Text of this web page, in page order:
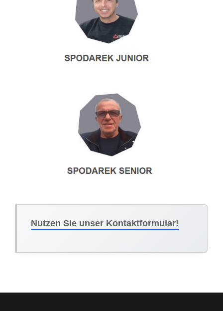
Nutzen Sie unser Kontaktformular!